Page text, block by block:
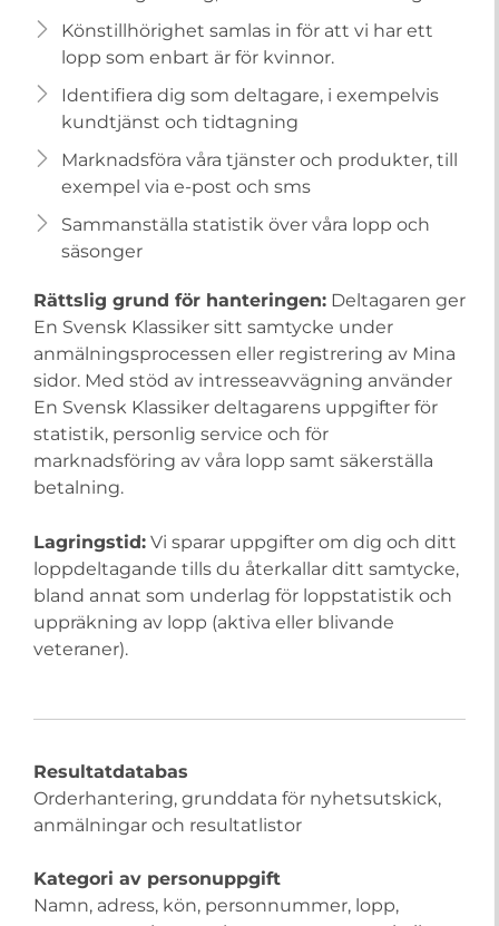
Könstillhörighet samlas in för att vi har ett
lopp som enbart är för kvinnor.
Identifiera dig som deltagare, i exempelvis
kundtjänst och tidtagning
Marknadsföra våra tjänster och produkter, till
exempel via e-post och sms
Sammanställa statistik över våra lopp och
säsonger
Rättslig grund för hanteringen: Deltagaren ger
En Svensk Klassiker sitt samtycke under
anmälningsprocessen eller registrering av Mina
sidor. Med stöd av intresseavvägning använder
En Svensk Klassiker deltagarens uppgifter för
statistik, personlig service och för
marknadsföring av våra lopp samt säkerställa
betalning.
Lagringstid: Vi sparar uppgifter om dig och ditt
loppdeltagande tills du återkallar ditt samtycke,
bland annat som underlag för loppstatistik och
uppräkning av lopp (aktiva eller blivande
veteraner).
Resultatdatabas
Orderhantering, grunddata för nyhetsutskick,
anmälningar och resultatlistor
Kategori av personuppgift
Namn, adress, kön, personnummer, lopp,